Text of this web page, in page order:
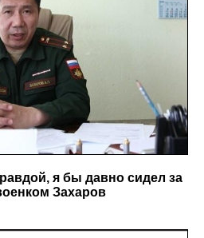
я бы давно сидел за
Захаров